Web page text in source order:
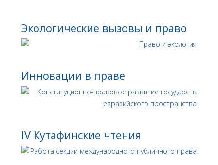
Экологические вызовы и право
Инновации в праве
IV Кутафинские чтения